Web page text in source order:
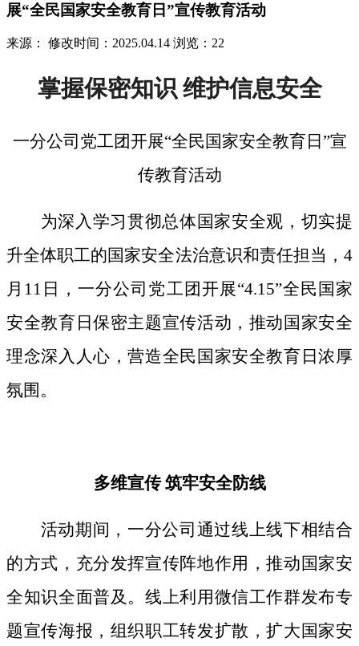
展“全民国家安全教育日”宣传教育活动
来源： 修改时间：2025.04.14 浏览：22
掌握保密知识 维护信息安全
一分公司党工团开展“全民国家安全教育日”宣
传教育活动
为深入学习贯彻总体国家安全观，切实提
升全体职工的国家安全法治意识和责任担当， 4
月11日，一分公司党工团开展“4.15”全民国家
安全教育日保密主题宣传活动，推动国家安全
理念深入人心，营造全民国家安全教育日浓厚
氛围。
多维宣传筑牢安全防线
活动期间， 一分公司通过线上线下相结合
的方式， 充分发挥宣传阵地作用，推动国家安
全知识全面普及。线上利用微信工作群发布专
题宣传海报，组织职工转发扩散，扩大国家安